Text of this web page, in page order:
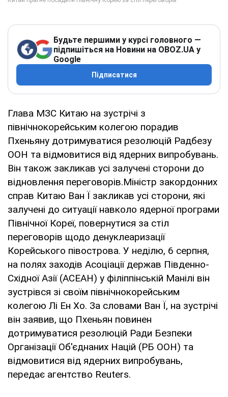
Будьте першими у курсі головного —
підпишіться на Новини на OBOZ.UA у
Google
Підписатися
Глава МЗС Китаю на зустрічі з
північнокорейським колегою порадив
Пхеньяну дотримуватися резолюцій Радбезу
ООН та відмовитися від ядерних випробувань.
Він також закликав усі залучені сторони до
відновлення переговорів.Міністр закордонних
справ Китаю Ван Ї закликав усі сторони, які
залучені до ситуації навколо ядерної програми
Північної Кореї, повернутися за стіл
переговорів щодо денуклеаризації
Корейського півострова. У неділю, 6 серпня,
на полях заходів Асоціації держав Південно-
Східної Азії (АСЕАН) у філіппінській Манілі він
зустрівся зі своїм північнокорейським
колегою Лі Ен Хо. За словами Ван Ї, на зустрічі
він заявив, що Пхеньян повинен
дотримуватися резолюцій Ради Безпеки
Організації Об'єднаних Націй (РБ ООН) та
відмовитися від ядерних випробувань,
передає агентство Reuters.